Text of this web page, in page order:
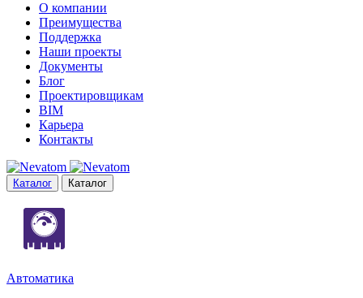
О компании
Преимущества
Поддержка
Наши проекты
Документы
Блог
Проектировщикам
BIM
Карьера
Контакты
Каталог Каталог
Автоматика